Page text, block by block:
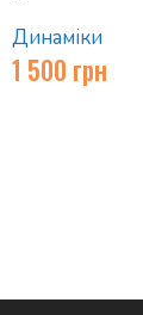
Динаміки
1 500 грн